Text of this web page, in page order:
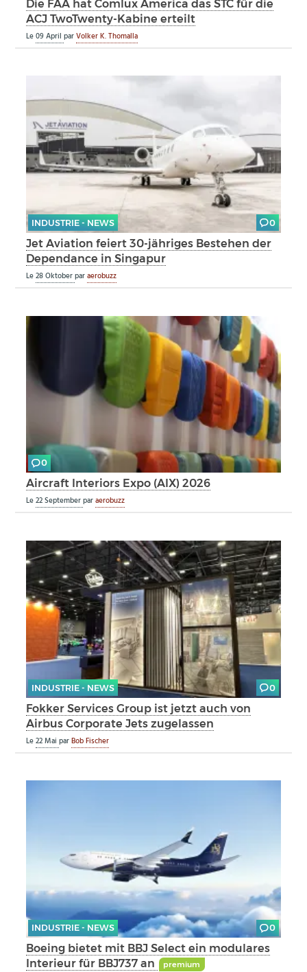
Die FAA hat Comlux America das STC für die
ACJ TwoTwenty-Kabine erteilt
Le09 AprilparVolker K. Thomalla
INDUSTRIE - NEWS 0
Jet Aviation feiert 30-jähriges Bestehen der
Dependance in Singapur
Le28 Oktoberparaerobuzz
0
Aircraft Interiors Expo (AIX) 2026
Le22 Septemberparaerobuzz
INDUSTRIE - NEWS 0
Fokker Services Group ist jetzt auch von
Airbus Corporate Jets zugelassen
Le22 MaiparBob Fischer
INDUSTRIE - NEWS 0
Boeing bietet mit BBJ Select ein modulares
Interieur für BBJ737 an
premium